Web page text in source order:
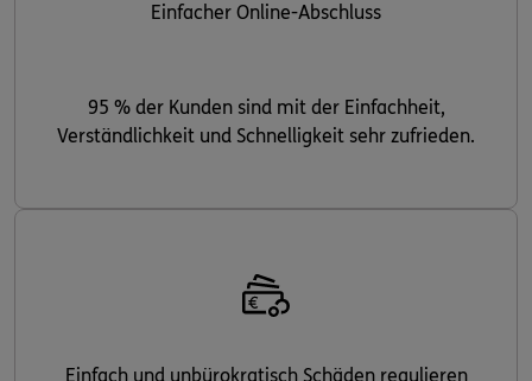
Einfacher Online-Abschluss
95 % der Kunden sind mit der Einfachheit,
Verständlichkeit und Schnelligkeit sehr zufrieden.
Einfach und unbürokratisch Schäden regulieren